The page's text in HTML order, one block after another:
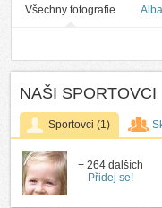
Všechny fotografie Alba
NAŠI SPORTOVCI
Sportovci (1)
+ 264 dalších
Přidej se!